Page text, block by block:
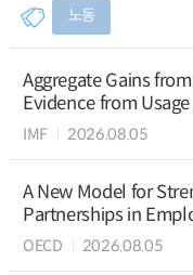
노동
Aggregate Gains
Evidence from
IMF 2026.08.05
A New Model for
Partnerships in
OECD 2026.08.05